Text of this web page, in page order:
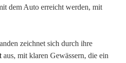
dem Auto erreicht werden, mit
zeichnet sich durch ihre
aus, mit klaren Gewässern, die ein